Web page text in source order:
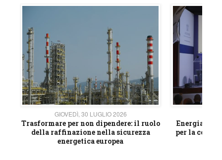
GIOVEDÌ, 30 LUGLIO 2026
Trasformare per non dipendere: il ruolo
della raffinazione nella sicurezza
energetica europea
Energia e
per la